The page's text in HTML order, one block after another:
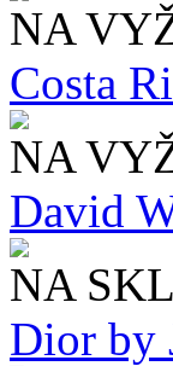
NA
Costa
NA
David
NA
Dior by